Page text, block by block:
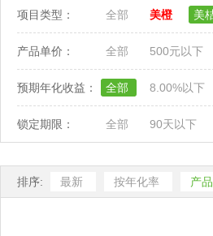
项目类型： 全部 美橙 美
产品单价： 全部 500元以下
预期年化收益： 全部 8.00%以下
锁定期限： 全部 90天以下
排序: 最新 按年化率 产